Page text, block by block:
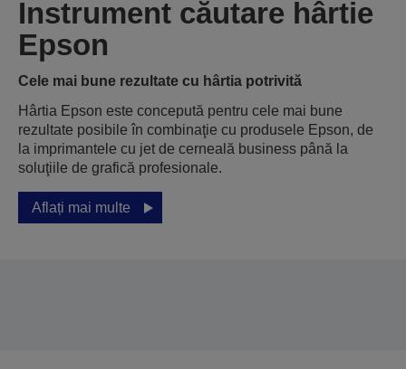
Instrument căutare hârtie
Epson
Cele mai bune rezultate cu hârtia potrivită
Hârtia Epson este concepută pentru cele mai bune
rezultate posibile în combinaţie cu produsele Epson, de
la imprimantele cu jet de cerneală business până la
soluţiile de grafică profesionale.
Aflați mai multe